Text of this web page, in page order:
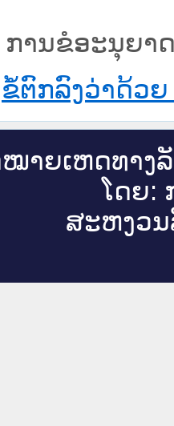
ານຂໍອະນຸຍາ
ຂໍ້ຕົກລົງວ່າດ້ວ
າຍ​ເຫດ​ທາງ​
ໂດຍ:
ສະ​ຫງວນ​